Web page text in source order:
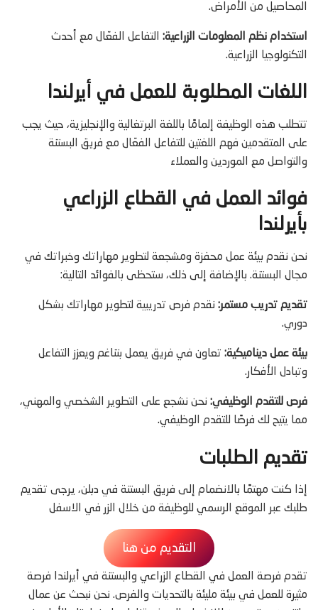
المحاصيل من الأمراض.
استخدام نظم المعلومات الزراعية: التفاعل الفعّال مع أحدث
التكنولوجيا الزراعية.
اللغات المطلوبة للعمل في أيرلندا
تتطلب هذه الوظيفة إلمامًا باللغة البرتغالية والإنجليزية، حيث يجب
على المتقدمين فهم اللغتين للتفاعل الفعّال مع فريق البستنة
والتواصل مع الموردين والعملاء
فوائد العمل في القطاع الزراعي
بأيرلندا
نحن نقدم بيئة عمل محفزة ومشجعة لتطوير مهاراتك وخبراتك في
مجال البستنة. بالإضافة إلى ذلك، ستحظى بالفوائد التالية:
تقديم تدريب مستمر: نقدم فرص تدريبية لتطوير مهاراتك بشكل
دوري.
بيئة عمل ديناميكية: تعاون في فريق يعمل بتناغم ويعزز التفاعل
وتبادل الأفكار.
فرص للتقدم الوظيفي: نحن نشجع على التطوير الشخصي والمهني،
مما يتيح لك فرصًا للتقدم الوظيفي.
تقديم الطلبات
إذا كنت مهتمًا بالانضمام إلى فريق البستنة في دبلن، يرجى تقديم
طلبك عبر الموقع الرسمي للوظيفة من خلال الزر في الاسفل
التقديم من هنا
تقدم فرصة العمل في القطاع الزراعي والبستنة في أيرلندا فرصة
مثيرة للعمل في بيئة مليئة بالتحديات والفرص. نحن نبحث عن عمال